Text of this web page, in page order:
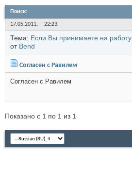
Поиск:
17.05.2011, 22:23
Тема: Если Вы принимаете на работу
от Bend
Согласен с Равилем
Согласен с Равилем
Показано с 1 по 1 из 1